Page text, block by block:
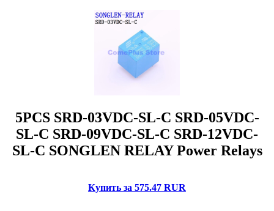
5PCS SRD-03VDC-SL-C SRD-05VDC-
SL-C SRD-09VDC-SL-C SRD-12VDC-
SL-C SONGLEN RELAY Power Relays
Купить за 575.47 RUR